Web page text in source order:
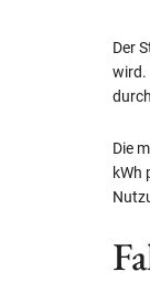
Der
wird.
Die
kWh